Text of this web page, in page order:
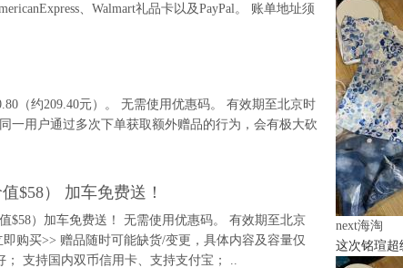
、Walmart礼品卡以及PayPal。 账单地址须
（约209.40元）。 无需使用优惠码。 有效期至北京时
一用户通过多次下单获取额外赠品的行为，会有极大砍
$58） 加车免费送！
$58）加车免费送！ 无需使用优惠码。 有效期至北京
购买>> 赠品随时可能缺货/变更，具体内容及容量仅
支持国内双币信用卡、支持支付宝； ..
next海淘
这次铭瑄超